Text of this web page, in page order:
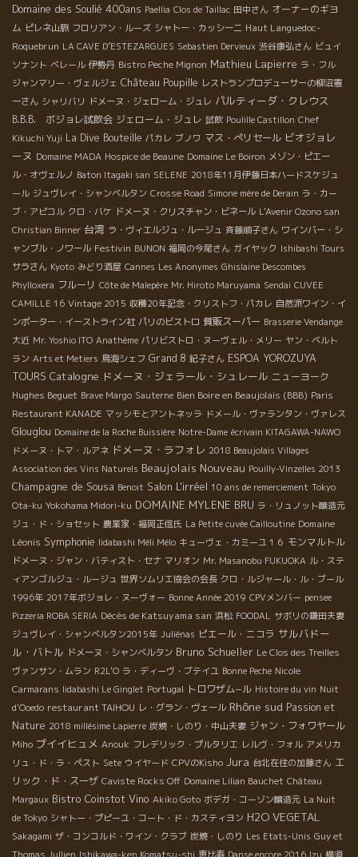
Domaine des Soulié 400ans Paellia Clos de Taillac 田中さん オーナーのギヨ
ム ピレネ山脈 フロリアン・ルーズ シャトー・カッシーニ Haut Languedoc-
Roquebrun LA CAVE D’ESTEZARGUES Sebastien Dervieux 渋谷康弘さん ビュイ
ソナント ベレール 伊勢丹 Bistro Peche Mignon Mathieu Lapierre ラ・フル
ジャンマリー・ヴェルジェ Château Poupille レストランプロデューサーの柳沼憲
一さん シャリバリ ドメーヌ・ジェローム・ジュレ パルティーダ・クレウス
B.B.B. ボジョレ試飲会 ジェローム・ジュレ 試飲 Poulille Castillon Chef
Kikuchi Yuji La Dive Bouteille パカレ ブノワ マス・ぺリセール ビオジョレ
ーヌ Domaine MADA Hospice de Beaune Domaine Le Boiron メゾン・ピエー
ル・オヴェルノ Baton Itagaki san SELENE 2018年11月伊藤日本ハードスケジュ
ール ジュヴレイ・シャンベルタン Crosse Road Simone mère de Derain ラ・カー
ブ・アピコル クロ・バケ ドメーヌ・クリスチャン・ビネール L'Avenir Ozono san
Christian Binner 台湾 ラ・ヴィエルジュ・ルージュ 斉藤順子さん ワインバー・シ
ャンブル・ノワール Festivin BUNON 福岡の今尾さん ガイヤック Ishibashi Tours
サラさん Kyoto みどり酒屋 Cannes Les Anonymes Ghislaine Descombes
Phylloxera フルーリ Côte de Malepère Mr. Hiroto Maruyama Sendai CUVEE
CAMILLE 16 Vintage 2015 収穫20年記念・クリストフ・パカレ 自然派ワイン・イ
ンポーター・イーストライン社 パリのビストロ 質販スーパー Brasserie Vendange
大近 Mr. Yoshio ITO Anathème パリビストロ・ヌーヴェル・メリー ヤン・ベルト
ラン Arts et Metiers 鳥海シェフ Grand 8 紀子さん ESPOA YOROZUYA
TOURS Catalogne ドメーヌ・ジェラール・シュレール ニューヨーク
Hughes Beguet Brave Margo Sauterne Bien Boire en Beaujolais (BBB) Paris
Restaurant KANADE マッシモとアントネッラ ドメール・ヴァランタン・ヴァレス
Glouglou Domaine de la Roche Buissière Notre-Dame écrivain KITAGAWA-NAWO
ドメーヌ・トマ・ルアネ ドメーヌ・ラフォレ 2018 Beaujolais Villages
Association des Vins Naturels Beaujolais Nouveau Pouilly-Vinzelles 2013
Champagne de Sousa Benoit Salon L'irréel 10 ans de remerciement Tokyo
Ota-ku Yokohama Midori-ku DOMAINE MYLENE BRU ラ・リュノット醸造元
ジュ・ド・ショセット 農業家・福岡正信氏 La Petite cuvée Cailloutine Domaine
Léonis Symphonie Iidabashi Méli Mélo キューヴェ・カミーユ１６ モンマルトル
ドメーヌ・ジャン・バティスト・セナ マリオン Mr. Masanobu FUKUOKA ル・ステ
ィアンゴルジュ・ルージュ 世界ソムリエ協会の会長 クロ・ルジャール・ル・ブール
1996年 2017年ボジョレ・ヌーヴォー Bonne Année 2019 CPVメンバー pensee
Pizzeria ROBA SERIA Décès de Katsuyama san 浜松 FOODAL サボリの鎌田夫妻
ジュヴレイ・シャンベルタン2015年 Juliénas ピエール・ニコラ サルバドー
ル・バトル ドメーヌ・シャンベルタン Bruno Schueller Le Clos des Treilles
ヴァンサン・ムラン R2L'O ラ・ディーヴ・ブテイユ Bonne Peche Nicole
Carmarans Iidabashi Le Ginglet Portugal トロワザム−ル Histoire du vin Nuit
d'Ooedo restaurant TAIHOU レ・グラン・ヴェール Rhône sud Passion et
Nature 2018 millésime Lapierre 炭焼・しのり・中山夫妻 ジャン・フォワヤール
Miho プイイヒュメ Anouk フレデリック・プルタリエ レルヴ・フォル アメリカ
リュ・ド・ラ・ペスト Sete ウイヤード CPVのKisho Jura 台北在住の加藤さん エ
リック・ド・スーザ Caviste Rocks Off Domaine Lilian Bauchet Château
Margaux Bistro Coinstot Vino Akiko Goto ボデガ・コーゾン醸造元 La Nuit
de Tokyo シャトー・プピーユ・コート・ド・カスティヨン H2O VEGETAL
Sakagami ザ・コンコルド・ワイン・クラブ 炭焼・しのり Les Etats-Unis Guy et